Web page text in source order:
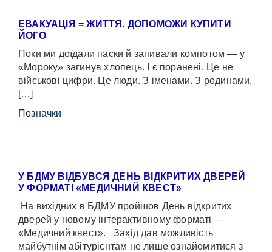
ЕВАКУАЦІЯ = ЖИТТЯ. ДОПОМОЖИ КУПИТИ
ЙОГО
Поки ми доїдали паски й запивали компотом — у
«Мороку» загинув хлопець. І є поранені. Це не
військові цифри. Це люди. З іменами. З родинами,
[…]
Позначки
У БДМУ ВІДБУВСЯ ДЕНЬ ВІДКРИТИХ ДВЕРЕЙ
У ФОРМАТІ «МЕДИЧНИЙ КВЕСТ»
На вихідних в БДМУ пройшов День відкритих
дверей у новому інтерактивному форматі —
«Медичний квест». Захід дав можливість
майбутнім абітурієнтам не лише ознайомитися з